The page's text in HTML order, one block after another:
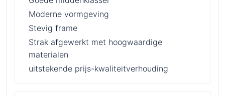
Moderne vormgeving
Stevig frame
Strak afgewerkt met hoogwaardige
materialen
uitstekende prijs-kwaliteitverhouding